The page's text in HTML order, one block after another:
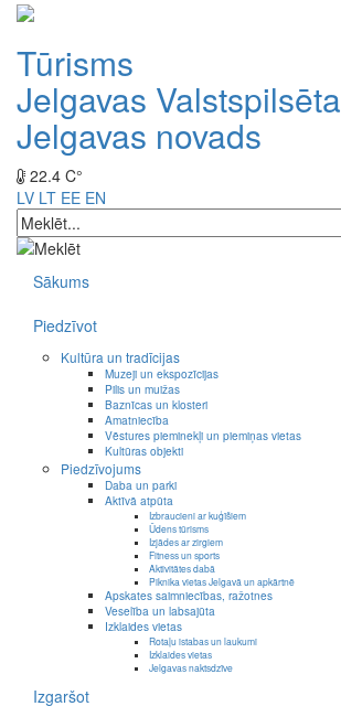
Tūrisms
Jelgavas Valstspilsēta
Jelgavas novads
22.4 C°
LV LT EE EN
Sākums
Piedzīvot
Kultūra un tradīcijas
Muzeji un ekspozīcijas
Pilis un muižas
Baznīcas un klosteri
Amatniecība
Vēstures pieminekļi un piemiņas vietas
Kultūras objekti
Piedzīvojums
Daba un parki
Aktīvā atpūta
Izbraucieni ar kuģīšiem
Ūdens tūrisms
Izjādes ar zirgiem
Fitness un sports
Aktivitātes dabā
Piknika vietas Jelgavā un apkārtnē
Apskates saimniecības, ražotnes
Veselība un labsajūta
Izklaides vietas
Rotaļu istabas un laukumi
Izklaides vietas
Jelgavas naktsdzīve
Izgaršot